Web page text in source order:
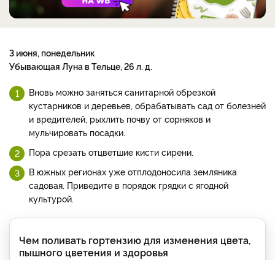
3 июня, понедельник
Убывающая Луна в Тельце, 26 л. д.
Вновь можно заняться санитарной обрезкой
кустарников и деревьев, обрабатывать сад от болезней
и вредителей, рыхлить почву от сорняков и
мульчировать посадки.
Пора срезать отцветшие кисти сирени.
В южных регионах уже отплодоносила земляника
садовая. Приведите в порядок грядки с ягодной
культурой.
Чем поливать гортензию для изменения цвета,
пышного цветения и здоровья